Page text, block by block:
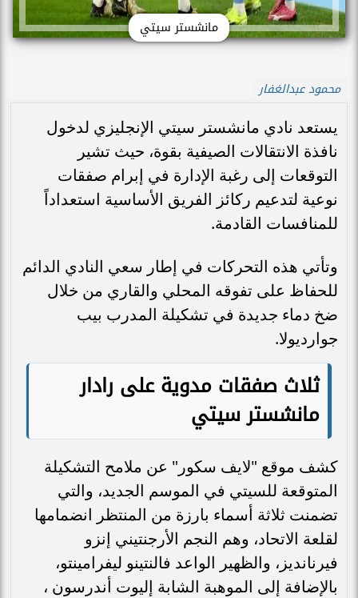
مانشستر سيتي
محمود عبدالغفار
يستعد نادي مانشستر سيتي الإنجليزي لدخول
نافذة الانتقالات الصيفية بقوة، حيث تشير
التوقعات إلى رغبة الإدارة في إبرام صفقات
نوعية لتدعيم ركائز الفريق الأساسية استعداداً
للمنافسات القادمة.
وتأتي هذه التحركات في إطار سعي النادي الدائم
للحفاظ على تفوقه المحلي والقاري من خلال
ضخ دماء جديدة في تشكيلة المدرب بيب
جوارديولا.
ثلاث صفقات مدوية على رادار
مانشستر سيتي
كشف موقع "لايف سكور" عن ملامح التشكيلة
المتوقعة للسيتي في الموسم الجديد، والتي
تضمنت ثلاثة أسماء بارزة من المنتظر انضمامها
لقلعة الاتحاد، وهم النجم الأرجنتيني إنزو
فيرنانديز، والظهير الواعد فالنتينو ليفرامينتو،
بالإضافة إلى الموهبة الشابة إليوت أندرسون ،